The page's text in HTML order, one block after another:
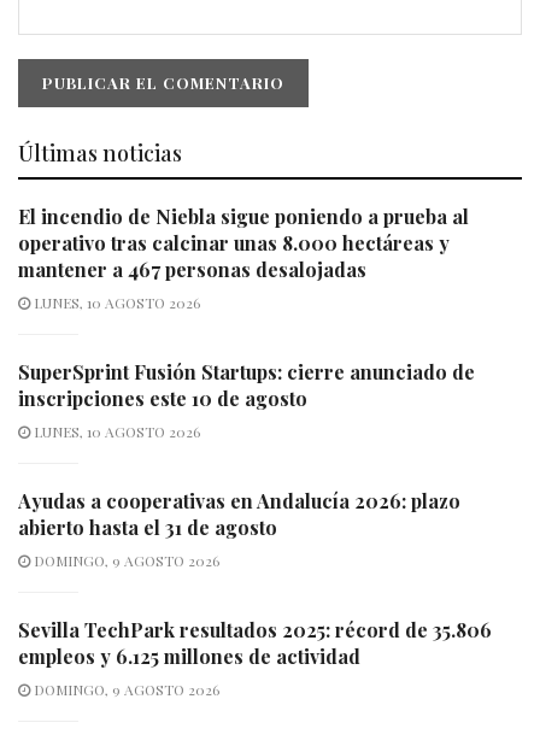
Últimas noticias
El incendio de Niebla sigue poniendo a prueba al
operativo tras calcinar unas 8.000 hectáreas y
mantener a 467 personas desalojadas
LUNES, 10 AGOSTO 2026
SuperSprint Fusión Startups: cierre anunciado de
inscripciones este 10 de agosto
LUNES, 10 AGOSTO 2026
Ayudas a cooperativas en Andalucía 2026: plazo
abierto hasta el 31 de agosto
DOMINGO, 9 AGOSTO 2026
Sevilla TechPark resultados 2025: récord de 35.806
empleos y 6.125 millones de actividad
DOMINGO, 9 AGOSTO 2026